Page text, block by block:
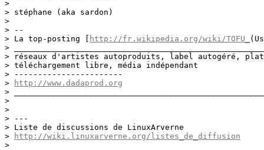
>
> stéphane (aka sardon)
>
> --
> La top-posting [
http://fr.wikipedia.org/wiki/TOFU_
>
> réseaux d'artistes autoproduits, label autogéré,
> téléchargement libre, média indépendant
> -----------------------
>
http://www.dadaprod.org
>
>
>
> ---
> Liste de discussions de LinuxArverne
>
http://wiki.linuxarverne.org/listes_de_diffusion
>